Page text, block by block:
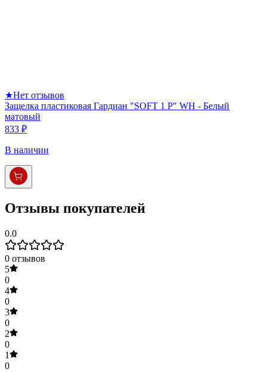
★Нет отзывов
Защелка пластиковая Гардиан "SOFT 1 P" WH - Белый
матовый
833 ₽
В наличии
Отзывы покупателей
0.0
0 отзывов
5
0
4
0
3
0
2
0
1
0